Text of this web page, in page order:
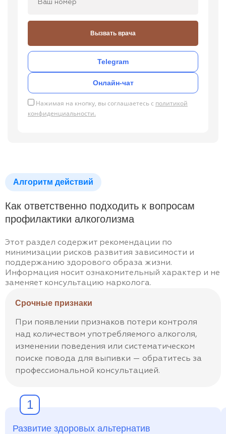
Вызвать врача
Telegram
Онлайн-чат
Нажимая на кнопку, вы соглашаетесь с политикой
конфиденциальности.
Алгоритм действий
Как ответственно подходить к вопросам
профилактики алкоголизма
Этот раздел содержит рекомендации по
минимизации рисков развития зависимости и
поддержанию здорового образа жизни.
Информация носит ознакомительный характер и не
заменяет консультацию нарколога.
Срочные признаки
При появлении признаков потери контроля
над количеством употребляемого алкоголя,
изменении поведения или систематическом
поиске повода для выпивки — обратитесь за
профессиональной консультацией.
1
Развитие здоровых альтернатив